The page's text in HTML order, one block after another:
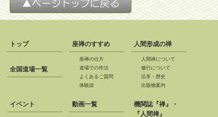
トップ
全国道場一覧
座禅のすすめ
座禅の仕方
道場での作法
よくあるご質問
体験談
人間形成の禅
人間禅について
修行について
沿革・歴史
出版物案内
イベント 動画一覧
機関誌『禅』・
『人間禅』